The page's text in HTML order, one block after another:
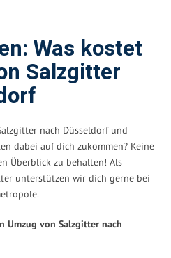
Was kostet
Salzgitter
nach Düsseldorf und
dabei auf dich zukommen? Keine
Überblick zu behalten! Als
unterstützen wir dich gerne bei
Umzug von Salzgitter nach